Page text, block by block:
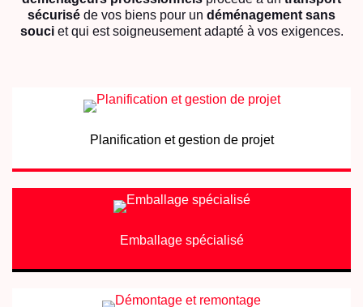
sécurisé de vos biens pour un déménagement sans
souciet qui est soigneusement adapté à vos exigences.
Planification et gestion de projet
Emballage spécialisé